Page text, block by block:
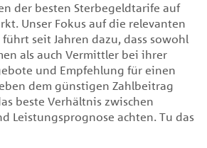
der besten Sterbegeldtarife auf
Unser Fokus auf die relevanten
seit Jahren dazu, dass sowohl
als auch Vermittler bei ihrer
und Empfehlung für einen
dem günstigen Zahlbeitrag
beste Verhältnis zwischen
Leistungsprognose achten. Tu das